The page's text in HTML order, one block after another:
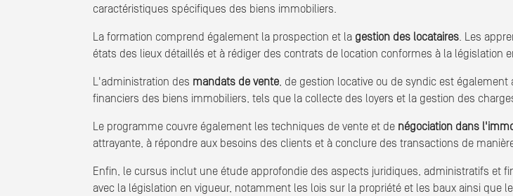
caractéristiques spécifiques des biens immobiliers.
La formation comprend également la prospection et la gestion des locataires. Les
états des lieux détaillés et à rédiger des contrats de location conformes à la législation
L'administration des mandats de vente, de gestion locative ou de syndic est
financiers des biens immobiliers, tels que la collecte des loyers et la gestion des
Le programme couvre également les techniques de vente et de négociation dans
attrayante, à répondre aux besoins des clients et à conclure des transactions de
Enfin, le cursus inclut une étude approfondie des aspects juridiques, administratifs et
avec la législation en vigueur, notamment les lois sur la propriété et les baux ainsi